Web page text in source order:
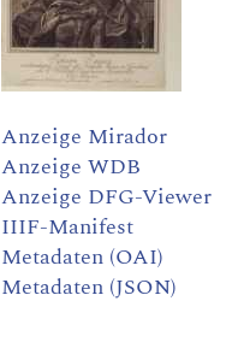
Anzeige Mirador
Anzeige WDB
Anzeige DFG-Viewer
IIIF-Manifest
Metadaten (OAI)
Metadaten (JSON)